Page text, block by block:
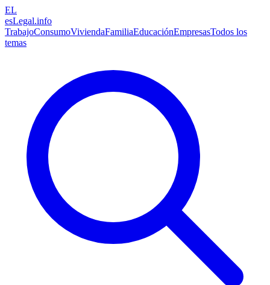
EL
esLegal.info
TrabajoConsumoViviendaFamiliaEducaciónEmpresasTodos los
temas